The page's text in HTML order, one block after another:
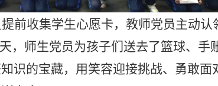
前收集学生心愿卡，教师党员主动
，师生党员为孩子们送去了篮球、手
识的宝藏，用笑容迎接挑战、勇敢面